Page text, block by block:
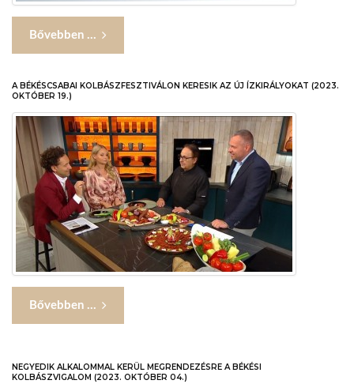
Bővebben ...
A BÉKÉSCSABAI KOLBÁSZFESZTIVÁLON KERESIK AZ ÚJ ÍZKIRÁLYOKAT (2023.
OKTÓBER 19.)
Bővebben ...
NEGYEDIK ALKALOMMAL KERÜL MEGRENDEZÉSRE A BÉKÉSI
KOLBÁSZVIGALOM (2023. OKTÓBER 04.)